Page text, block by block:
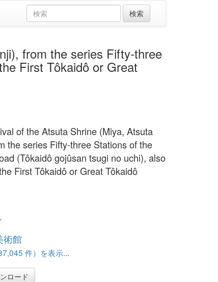
from the series Fifty-three
First Tôkaidô or Great
of the Atsuta Shrine (Miya, Atsuta
the series Fifty-three Stations of the
(Tôkaidô gojûsan tsugi no uchi), also
First Tôkaidô or Great Tôkaidô
術館
件）を表示...
ロード